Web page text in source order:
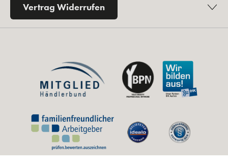
Vertrag Widerrufen